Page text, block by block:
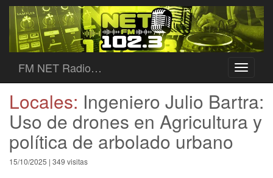
Toggle
FM NET Radio…
Locales: Ingeniero Julio Bartra:
Uso de drones en Agricultura y
política de arbolado urbano
15/10/2025 | 349 visitas